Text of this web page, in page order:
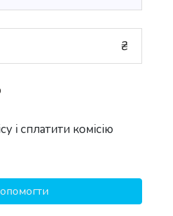
₴
і сплатити комісію